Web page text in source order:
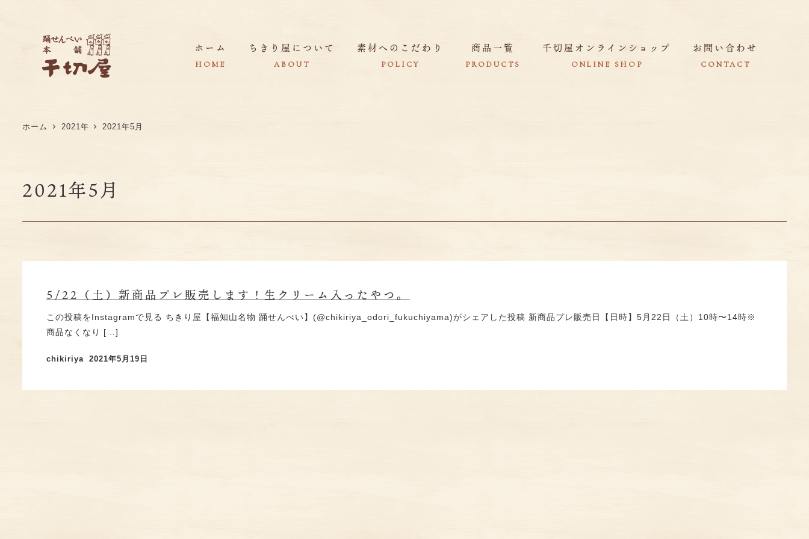
ちきり屋の歩み
プリントせんべい
踊かさね
豆玉せんべい
季節商品
ホーム
HOME
ちきり屋について
ABOUT
素材へのこだわり
POLICY
商品一覧
PRODUCTS
千切屋オンラインショップ
ONLINE SHOP
お問い合わせ
CONTACT
ホーム 2021年 2021年5月
2021年5月
5/22（土）新商品プレ販売します！生クリーム入ったやつ。
この投稿をInstagramで見る ちきり屋【福知山名物 踊せんべい】(@chikiriya_odori_fukuchiyama)がシェアした投稿 新商品プレ販売日【日時】5月22日（土）10時〜14時※
商品なくなり […]
chikiriya 2021年5月19日